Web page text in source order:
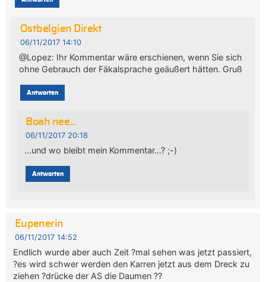
Ostbelgien Direkt
06/11/2017 14:10
@Lopez: Ihr Kommentar wäre erschienen, wenn Sie sich
ohne Gebrauch der Fäkalsprache geäußert hätten. Gruß
Antworten
Boah nee...
06/11/2017 20:18
…und wo bleibt mein Kommentar…? ;-)
Antworten
Eupenerin
06/11/2017 14:52
Endlich wurde aber auch Zeit ?mal sehen was jetzt passiert,
?es wird schwer werden den Karren jetzt aus dem Dreck zu
ziehen ?drücke der AS die Daumen ??